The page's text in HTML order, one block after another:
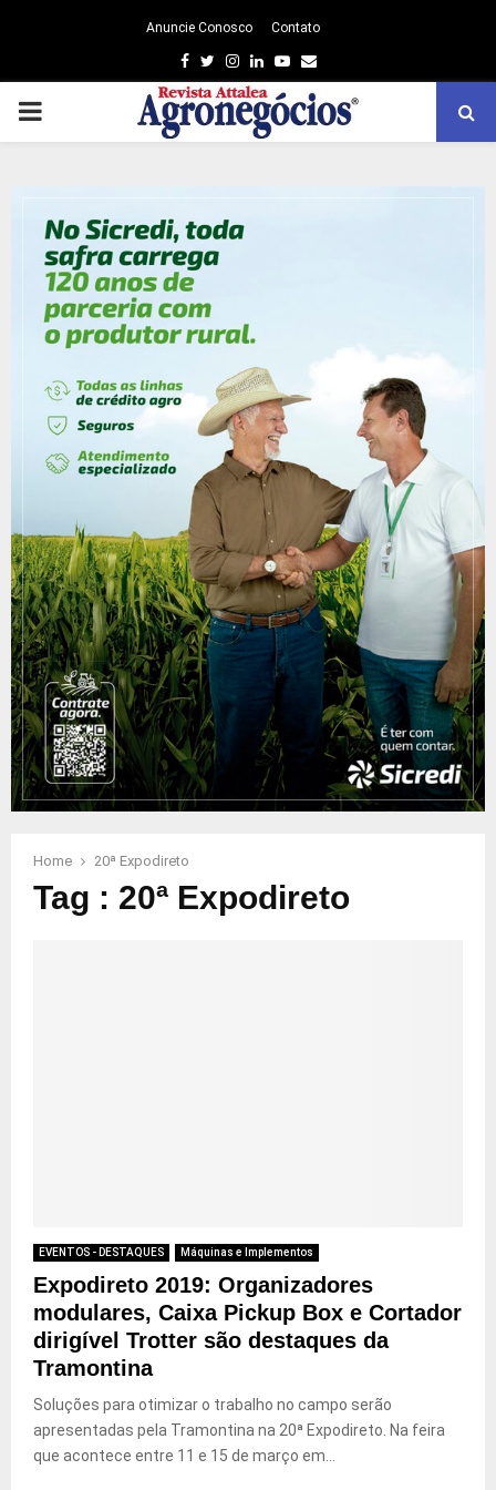
Anuncie Conosco Contato
Facebook
TwitterInstagram
LinkedinYoutube
Email
PRIMARY
Home 20ª Expodireto
Tag : 20ª Expodireto
EVENTOS - DESTAQUES Máquinas e Implementos
Expodireto 2019: Organizadores
modulares, Caixa Pickup Box e Cortador
dirigível Trotter são destaques da
Tramontina
Soluções para otimizar o trabalho no campo serão
apresentadas pela Tramontina na 20ª Expodireto. Na feira
que acontece entre 11 e 15 de março em...